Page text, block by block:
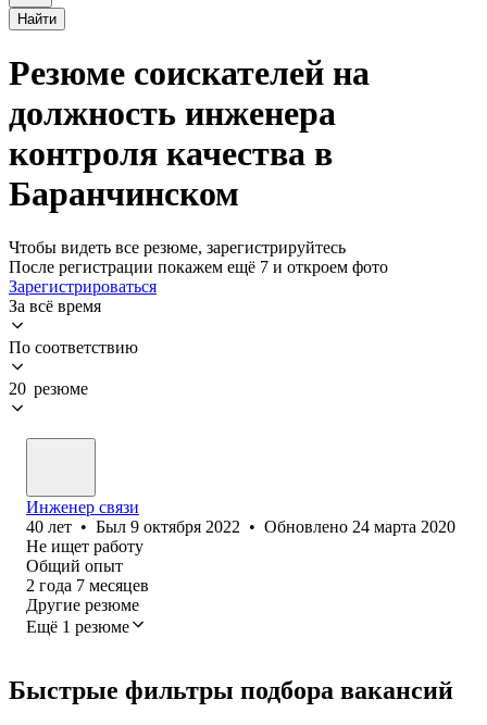
Найти
Резюме соискателей на
должность инженера
контроля качества в
Баранчинском
Чтобы видеть все резюме, зарегистрируйтесь
После регистрации покажем ещё 7 и откроем фото
Зарегистрироваться
За всё время
По соответствию
20 резюме
Инженер связи
40 лет • Был 9 октября 2022 • Обновлено 24 марта 2020
Не ищет работу
Общий опыт
2 года 7 месяцев
Другие резюме
Ещё 1 резюме
Быстрые фильтры подбора вакансий